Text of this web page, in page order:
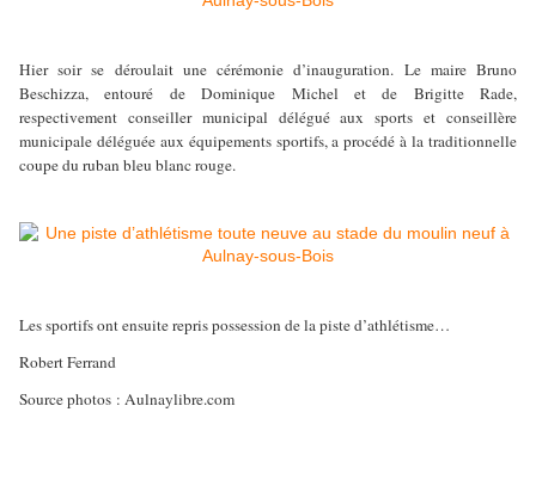
Hier soir se déroulait une cérémonie d’inauguration. Le maire Bruno
Beschizza, entouré de Dominique Michel et de Brigitte Rade,
respectivement conseiller municipal délégué aux sports et conseillère
municipale déléguée aux équipements sportifs, a procédé à la traditionnelle
coupe du ruban bleu blanc rouge.
Les sportifs ont ensuite repris possession de la piste d’athlétisme…
Robert Ferrand
Source photos : Aulnaylibre.com